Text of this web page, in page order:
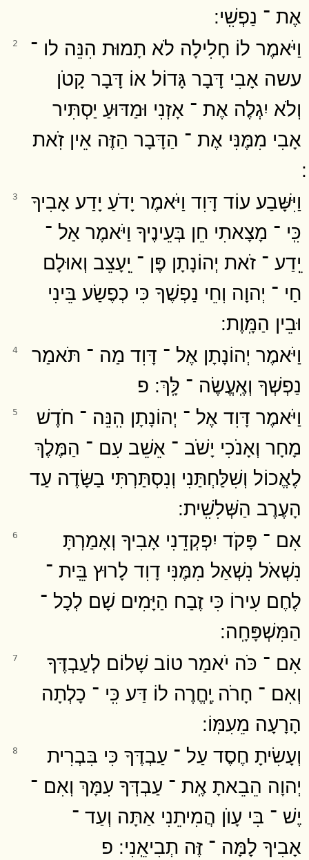
אֶת ־ נַפְשִֽׁי ׃
2
וַיֹּאמֶר לוֹ חָלִילָה לֹא תָמוּת הִנֵּה לו ־
עשה אָבִי דָּבָר גָּדוֹל אוֹ דָּבָר קָטֹן
וְלֹא יִגְלֶה אֶת ־ אָזְנִי וּמַדּוּעַ יַסְתִּיר
אָבִי מִמֶּנִּי אֶת ־ הַדָּבָר הַזֶּה אֵין זֹֽאת
3
וַיִּשָּׁבַע עוֹד דָּוִד וַיֹּאמֶר יָדֹעַ יָדַע אָבִיךָ
כִּֽי ־ מָצָאתִי חֵן בְּעֵינֶיךָ וַיֹּאמֶר אַל ־
יֵֽדַע ־ זֹאת יְהוֹנָתָן פֶּן ־ יֵֽעָצֵב וְאוּלָם
חַי ־ יְהוָה וְחֵי נַפְשֶׁךָ כִּי כְפֶשַׂע בֵּינִי
וּבֵין הַמָּֽוֶת ׃
4
וַיֹּאמֶר יְהוֹנָתָן אֶל ־ דָּוִד מַה ־ תֹּאמַר
נַפְשְׁךָ וְאֶֽעֱשֶׂה ־ לָּֽךְ ׃ פ
5
וַיֹּאמֶר דָּוִד אֶל ־ יְהוֹנָתָן הִֽנֵּה ־ חֹדֶשׁ
מָחָר וְאָנֹכִי יָשֹׁב ־ אֵשֵׁב עִם ־ הַמֶּלֶךְ
לֶאֱכוֹל וְשִׁלַּחְתַּנִי וְנִסְתַּרְתִּי בַשָּׂדֶה עַד
הָעֶרֶב הַשְּׁלִשִֽׁית ׃
6
אִם ־ פָּקֹד יִפְקְדֵנִי אָבִיךָ וְאָמַרְתָּ
נִשְׁאֹל נִשְׁאַל מִמֶּנִּי דָוִד לָרוּץ בֵּֽית ־
לֶחֶם עִירוֹ כִּי זֶבַח הַיָּמִים שָׁם לְכָל ־
הַמִּשְׁפָּחָֽה ׃
7
אִם ־ כֹּה יֹאמַר טוֹב שָׁלוֹם לְעַבְדֶּךָ
וְאִם ־ חָרֹה יֶֽחֱרֶה לוֹ דַּע כִּֽי ־ כָלְתָה
הָרָעָה מֵעִמּֽוֹ ׃
8
וְעָשִׂיתָ חֶסֶד עַל ־ עַבְדֶּךָ כִּי בִּבְרִית
יְהוָה הֵבֵאתָ אֶֽת ־ עַבְדְּךָ עִמָּךְ וְאִם ־
יֶשׁ ־ בִּי עָוֺן הֲמִיתֵנִי אַתָּה וְעַד ־
אָבִיךָ לָמָּה ־ זֶּה תְבִיאֵֽנִי ׃ פ